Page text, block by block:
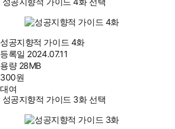
성공지향적 가이드 4화
등록일 2024.07.11
용량 28MB
300원
대여
성공지향적 가이드 3화 선택